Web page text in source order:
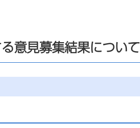
意見募集結果について